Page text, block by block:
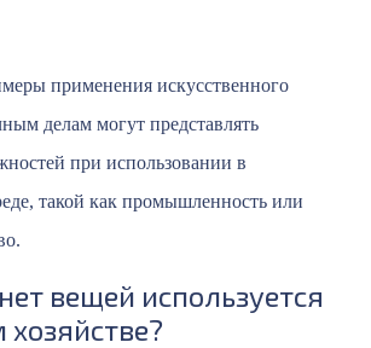
применения искусственного
делам могут представлять
при использовании в
такой как промышленность или
вещей используется
хозяйстве?